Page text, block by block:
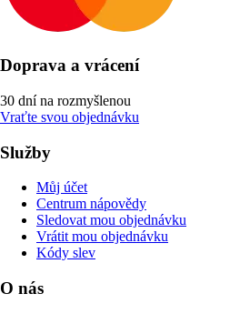
Doprava a vrácení
30 dní na rozmyšlenou
Vraťte svou objednávku
Služby
Můj účet
Centrum nápovědy
Sledovat mou objednávku
Vrátit mou objednávku
Kódy slev
O nás